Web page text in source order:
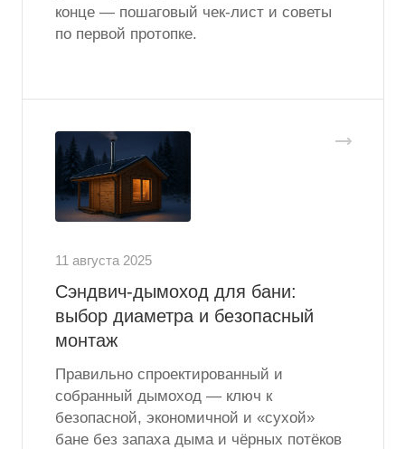
конце — пошаговый чек-лист и советы
по первой протопке.
11 августа 2025
Сэндвич-дымоход для бани:
выбор диаметра и безопасный
монтаж
Правильно спроектированный и
собранный дымоход — ключ к
безопасной, экономичной и «сухой»
бане без запаха дыма и чёрных потёков